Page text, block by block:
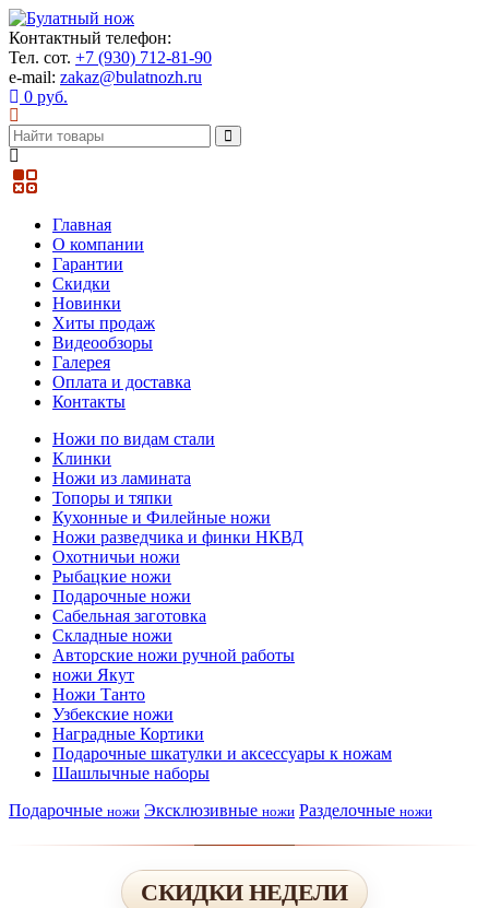
Контактный телефон:
Тел. сот. +7 (930) 712-81-90
e-mail: zakaz@bulatnozh.ru
0 руб.
Главная
О компании
Гарантии
Скидки
Новинки
Хиты продаж
Видеообзоры
Галерея
Оплата и доставка
Контакты
Ножи по видам стали
Клинки
Ножи из ламината
Топоры и тяпки
Кухонные и Филейные ножи
Ножи разведчика и финки НКВД
Охотничьи ножи
Рыбацкие ножи
Подарочные ножи
Сабельная заготовка
Складные ножи
Авторские ножи ручной работы
ножи Якут
Ножи Танто
Узбекские ножи
Наградные Кортики
Подарочные шкатулки и аксессуары к ножам
Шашлычные наборы
Подарочные ножи Эксклюзивные ножи Разделочные ножи
СКИДКИ НЕДЕЛИ